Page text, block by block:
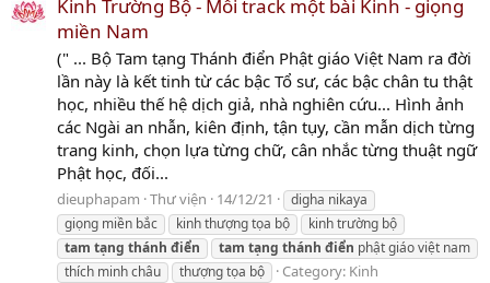
Kinh Trường Bộ - Mỗi track một bài Kinh - giọng
miền Nam
(" ... Bộ Tam tạng Thánh điển Phật giáo Việt Nam ra đời
lần này là kết tinh từ các bậc Tổ sư, các bậc chân tu thật
học, nhiều thế hệ dịch giả, nhà nghiên cứu... Hình ảnh
các Ngài an nhẫn, kiên định, tận tụy, cần mẫn dịch từng
trang kinh, chọn lựa từng chữ, cân nhắc từng thuật ngữ
Phật học, đối...
dieuphapam Thư viện 14/12/21
digha nikaya
giọng miền bắc
kinh thượng tọa bộ
kinh trường bộ
tam tạng thánh điển tam tạng thánh điển phật giáo việt nam
thích minh châu
thượng tọa bộ Category: Kinh